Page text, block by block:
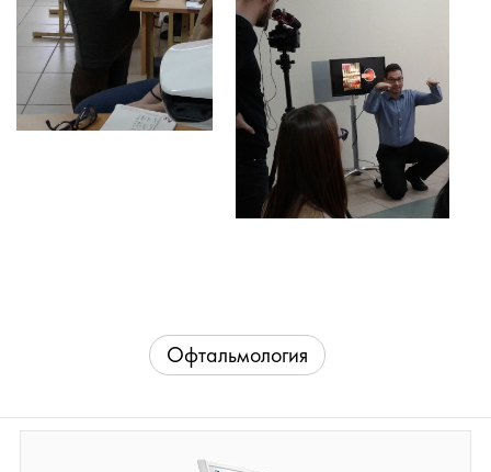
Офтальмология